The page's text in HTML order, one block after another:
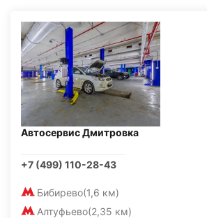
Автосервис Дмитровка
+7 (499) 110-28-43
Бибирево(1,6 км)
Алтуфьево(2,35 км)